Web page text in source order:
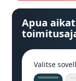
Apua
Valitse